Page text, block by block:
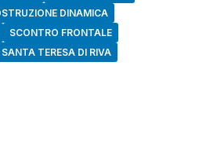
DINAMICA
SCONTRO FRONTALE
TERESA DI RIVA